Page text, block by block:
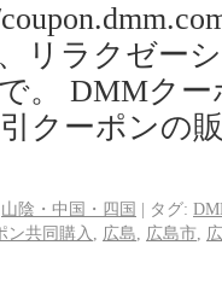
リラクゼー
。 DMMク
クーポンの
山陰・中国・四国 | タグ:
ン共同購入 広島 広島市